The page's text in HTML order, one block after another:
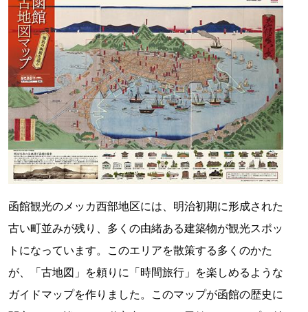
函館観光のメッカ西部地区には、明治初期に形成された
古い町並みが残り、多くの由緒ある建築物が観光スポッ
トになっています。このエリアを散策する多くのかた
が、「古地図」を頼りに「時間旅行」を楽しめるような
ガイドマップを作りました。このマップが函館の歴史に